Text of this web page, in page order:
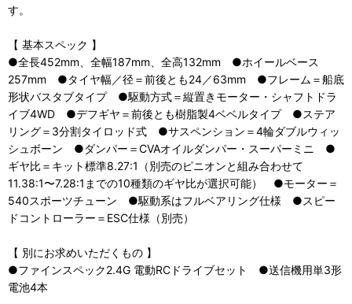
す。
【 基本スペック 】
●全長452mm、全幅187mm、全高132mm ●ホイールベース
257mm ●タイヤ幅／径＝前後とも24／63mm ●フレーム＝船底
形状バスタブタイプ ●駆動方式＝縦置きモーター・シャフトドラ
イブ4WD ●デフギヤ＝前後とも樹脂製4ベベルタイプ ●ステア
リング＝3分割タイロッド式 ●サスペンション＝4輪ダブルウィッ
シュボーン ●ダンパー＝CVAオイルダンパー・スーパーミニ ●
ギヤ比＝キット標準8.27:1（別売のピニオンと組み合わせて
11.38:1〜7.28:1までの10種類のギヤ比が選択可能） ●モーター＝
540スポーツチューン ●駆動系はフルベアリング仕様 ●スピー
ドコントローラー＝ESC仕様（別売）
【 別にお求めいただくもの 】
●ファインスペック2.4G 電動RCドライブセット ●送信機用単3形
電池4本